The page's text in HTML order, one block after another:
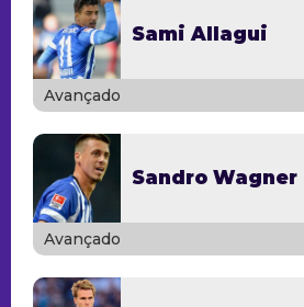
Sami Allagui
Avançado
Sandro Wagner
Avançado